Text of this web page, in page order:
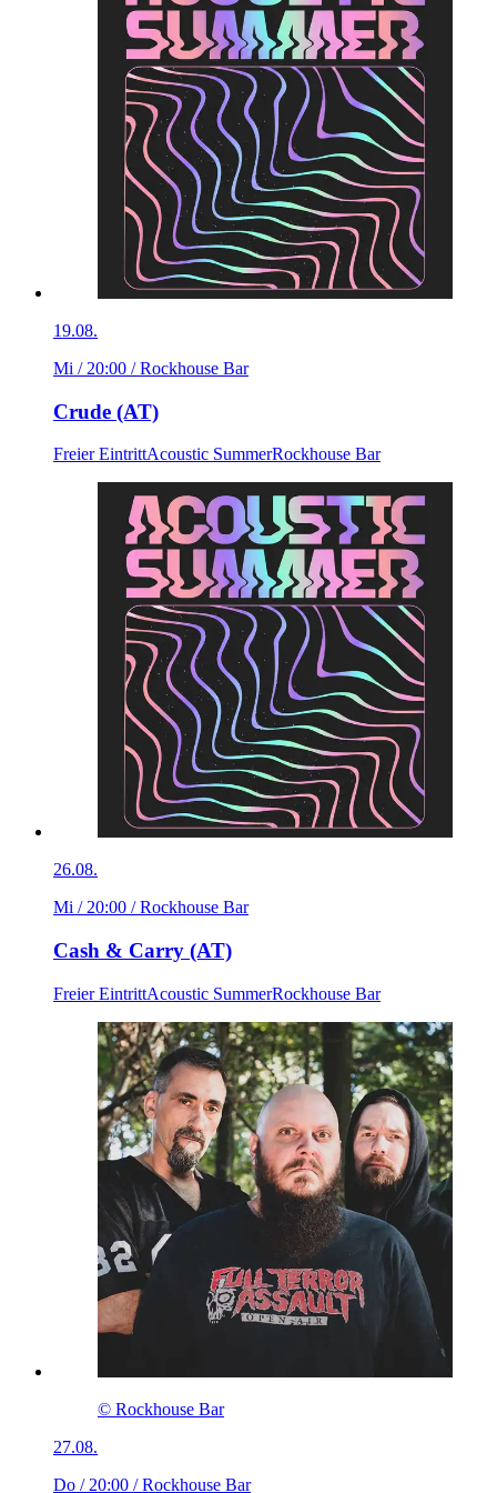
19.08.
Mi / 20:00 / Rockhouse Bar
Crude (AT)
Freier EintrittAcoustic SummerRockhouse Bar
26.08.
Mi / 20:00 / Rockhouse Bar
Cash & Carry (AT)
Freier EintrittAcoustic SummerRockhouse Bar
© Rockhouse Bar
27.08.
Do / 20:00 / Rockhouse Bar